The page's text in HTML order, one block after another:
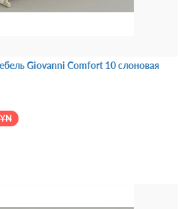
Giovanni Comfort 10 слоновая